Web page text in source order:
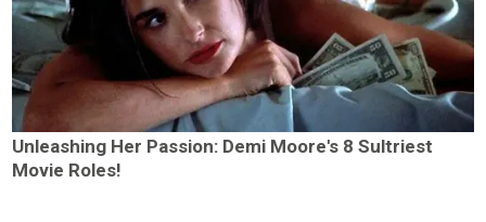
Unleashing Her Passion: Demi Moore's 8 Sultriest
Movie Roles!